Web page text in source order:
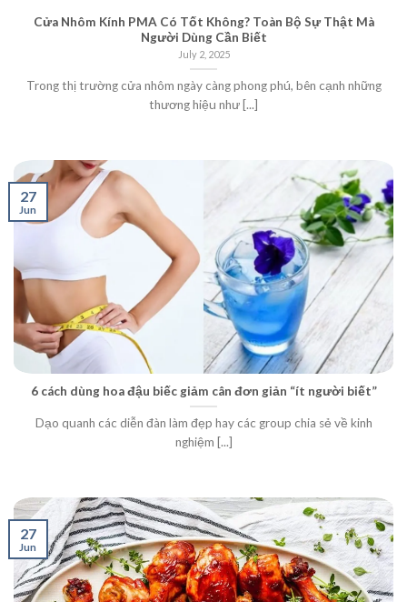
Cửa Nhôm Kính PMA Có Tốt Không? Toàn Bộ Sự Thật Mà
Người Dùng Cần Biết
July 2, 2025
Trong thị trường cửa nhôm ngày càng phong phú, bên cạnh những
thương hiệu như [...]
6 cách dùng hoa đậu biếc giảm cân đơn giản “ít người biết”
Dạo quanh các diễn đàn làm đẹp hay các group chia sẻ về kinh
nghiệm [...]
27
Jun
27
Jun